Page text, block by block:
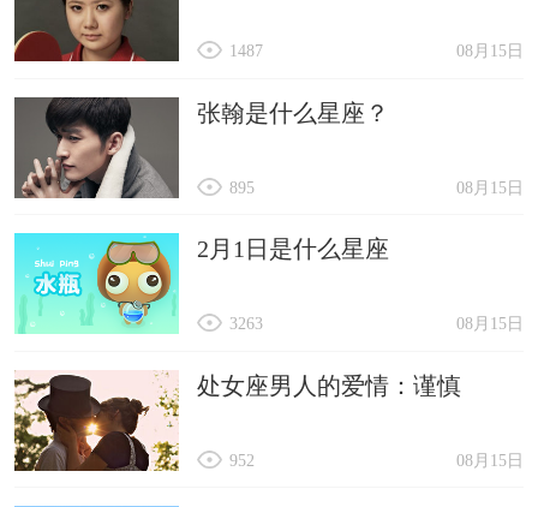
08月15日
1487
张翰是什么星座？
08月15日
895
2月1日是什么星座
08月15日
3263
处女座男人的爱情：谨慎
08月15日
952